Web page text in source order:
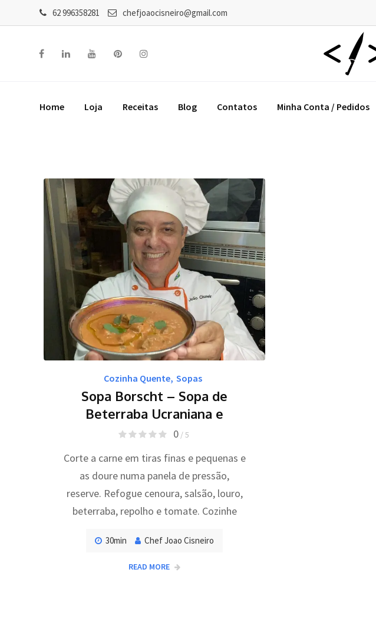
62 996358281 chefjoaocisneiro@gmail.com
Home Loja Receitas Blog Contatos Minha Conta / Pedidos
Cozinha Quente, Sopas
Sopa Borscht – Sopa de
Beterraba Ucraniana e
0/ 5
Corte a carne em tiras finas e pequenas e
as doure numa panela de pressão,
reserve. Refogue cenoura, salsão, louro,
beterraba, repolho e tomate. Cozinhe
30min Chef Joao Cisneiro
READ MORE